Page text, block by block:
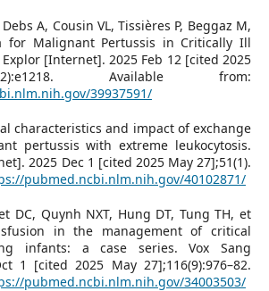
A, Cousin VL, Tissières P, Beggaz M,
for Malignant Pertussis in Critically Ill
[Internet]. 2025 Feb 12 [cited 2025
Available from:
39937591/
characteristics and impact of exchange
pertussis with extreme leukocytosis.
2025 Dec 1 [cited 2025 May 27];51(1).
pubmed.ncbi.nlm.nih.gov/40102871/
DC, Quynh NXT, Hung DT, Tung TH, et
in the management of critical
infants: a case series. Vox Sang
1 [cited 2025 May 27];116(9):976–82.
pubmed.ncbi.nlm.nih.gov/34003503/